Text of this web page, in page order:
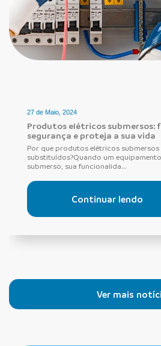
27 de Maio, 2024
Produtos elétricos submersos:
segurança e proteja a sua vida
Por que produtos elétricos submersos
substituídos?Quando um
submerso, sua funcionalida...
Continuar lendo
Ver mais